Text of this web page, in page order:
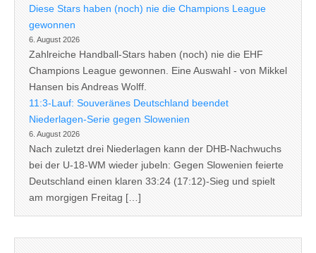
Diese Stars haben (noch) nie die Champions League
gewonnen
6. August 2026
Zahlreiche Handball-Stars haben (noch) nie die EHF
Champions League gewonnen. Eine Auswahl - von Mikkel
Hansen bis Andreas Wolff.
11:3-Lauf: Souveränes Deutschland beendet
Niederlagen-Serie gegen Slowenien
6. August 2026
Nach zuletzt drei Niederlagen kann der DHB-Nachwuchs
bei der U-18-WM wieder jubeln: Gegen Slowenien feierte
Deutschland einen klaren 33:24 (17:12)-Sieg und spielt
am morgigen Freitag […]